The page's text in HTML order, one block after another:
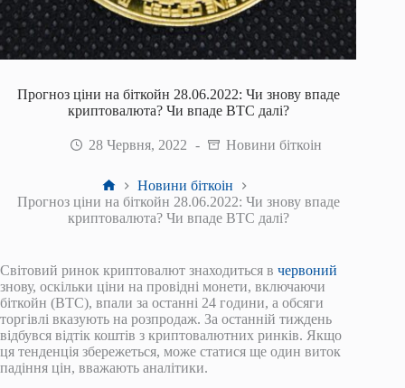
Прогноз ціни на біткойн 28.06.2022: Чи знову впаде
криптовалюта? Чи впаде BTC далі?
28 Червня, 2022 Новини біткоін
Головна
Новини біткоін
Прогноз ціни на біткойн 28.06.2022: Чи знову впаде
криптовалюта? Чи впаде BTC далі?
Світовий ринок криптовалют знаходиться в червоний
знову, оскільки ціни на провідні монети, включаючи
біткойн (BTC), впали за останні 24 години, а обсяги
торгівлі вказують на розпродаж. За останній тиждень
відбувся відтік коштів з криптовалютних ринків. Якщо
ця тенденція збережеться, може статися ще один виток
падіння цін, вважають аналітики.